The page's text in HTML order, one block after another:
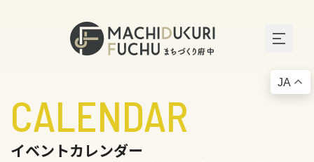
CALENDAR
イベントカレンダー
JA